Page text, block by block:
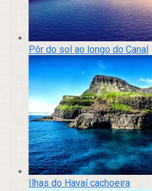
Pôr do sol ao longo do Canal
Ilhas do Havaí cachoeira